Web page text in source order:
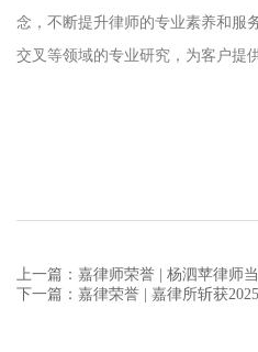
念，不断提升律师的专业素养和服
交叉等领域的专业研究，为客户提